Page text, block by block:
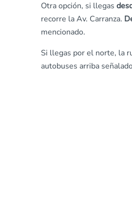
Otra opción, si llegas
recorre la Av. Carranza.
mencionado.
Si llegas por el norte, la
autobuses arriba